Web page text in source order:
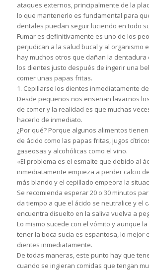
ataques externos, principalmente de la
lo que mantenerlo es fundamental para
dentales puedan seguir luciendo en todo
Fumar es definitivamente es uno de los
perjudican a la salud bucal y al organismo
hay muchos otros que dañan la dentadura
los dientes justo después de ingerir una
comer unas papas fritas.
1. Cepillarse los dientes inmediatamente
Desde pequeños nos enseñan lavarnos
de comer y la realidad es que muchas
hacerlo de inmediato.
¿Por qué? Porque algunos alimentos
de ácido como las papas fritas, jugos
gaseosas y alcohólicas como el vino.
«El problema es el esmalte que debido al
inmediatamente empieza a perder calcio
más blando y el cepillado empeora la
Se recomienda esperar 20 o 30 minutos
da tiempo a que el ácido se neutralice y el
encuentra disuelto en la saliva vuelva a
Lo mismo sucede con el vómito y aunque
tener la boca sucia es espantosa, lo mejor
dientes inmediatamente.
De todas maneras, este punto hay que
cuando se ingieran comidas que tengan